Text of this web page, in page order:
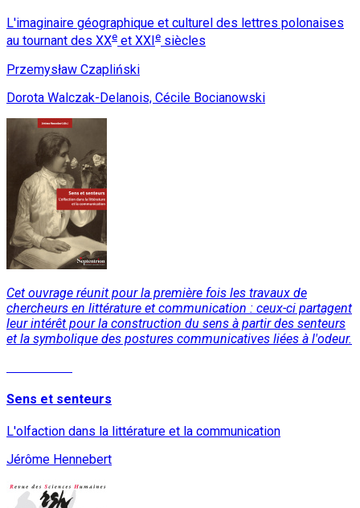
L'imaginaire géographique et culturel des lettres polonaises
au tournant des XXe et XXI e siècles
Przemysław Czapliński
Dorota Walczak-Delanois, Cécile Bocianowski
Cet ouvrage réunit pour la première fois les travaux de
chercheurs en littérature et communication : ceux-ci partagent
leur intérêt pour la construction du sens à partir des senteurs
et la symbolique des postures communicatives liées à l'odeur.
Sens et senteurs
L'olfaction dans la littérature et la communication
Jérôme Hennebert